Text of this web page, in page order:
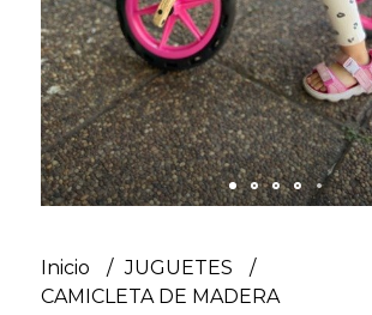
Inicio
JUGUETES
CAMICLETA DE MADERA